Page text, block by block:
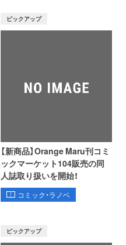
ピックアップ
【新商品】Orange Maru刊コミ
ックマーケット104販売の同
人誌取り扱いを開始！
コミック・ラノベ
ピックアップ